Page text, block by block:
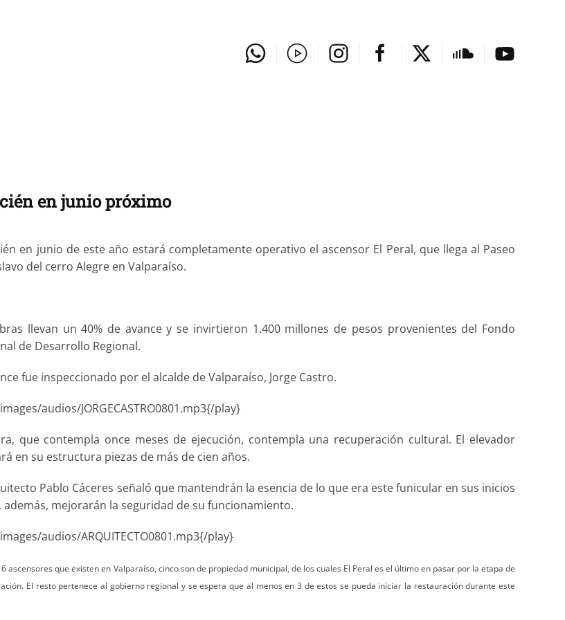
en junio próximo
en junio de este año estará completamente operativo el ascensor El Peral, que llega al Paseo
del cerro Alegre en Valparaíso.
llevan un 40% de avance y se invirtieron 1.400 millones de pesos provenientes del Fondo
de Desarrollo Regional.
fue inspeccionado por el alcalde de Valparaíso, Jorge Castro.
audios/JORGECASTRO0801.mp3{/play}
que contempla once meses de ejecución, contempla una recuperación cultural. El elevador
en su estructura piezas de más de cien años.
Pablo Cáceres señaló que mantendrán la esencia de lo que era este funicular en sus inicios
además, mejorarán la seguridad de su funcionamiento.
audios/ARQUITECTO0801.mp3{/play}
ascensores que existen en Valparaíso, cinco son de propiedad municipal, de los cuales El Peral es el último en pasar por la etapa de
El resto pertenece al gobierno regional y se espera que al menos en 3 de estos se pueda iniciar la restauración durante este